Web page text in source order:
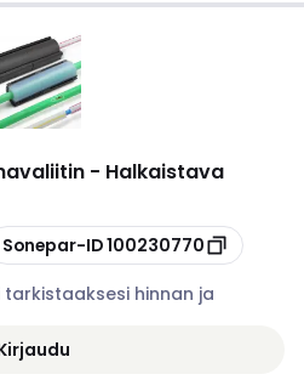
- Halkaistava
Sonepar-ID100230770
hinnan ja